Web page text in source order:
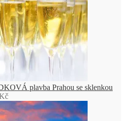
plavba Prahou se sklenkou